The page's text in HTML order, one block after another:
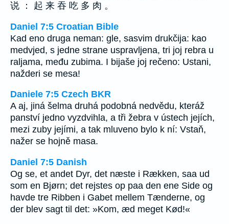
说 ： 起 来 吞 吃 多 肉 。
Daniel 7:5 Croatian Bible
Kad eno druga neman: gle, sasvim drukčija: kao
medvjed, s jedne strane uspravljena, tri joj rebra u
raljama, među zubima. I bijaše joj rečeno: Ustani,
nažderi se mesa!
Daniele 7:5 Czech BKR
A aj, jiná šelma druhá podobná nedvědu, kteráž
panství jedno vyzdvihla, a tři žebra v ústech jejích,
mezi zuby jejími, a tak mluveno bylo k ní: Vstaň,
nažer se hojně masa.
Daniel 7:5 Danish
Og se, et andet Dyr, det næste i Rækken, saa ud
som en Bjørn; det rejstes op paa den ene Side og
havde tre Ribben i Gabet mellem Tænderne, og
der blev sagt til det: »Kom, æd meget Kød!«